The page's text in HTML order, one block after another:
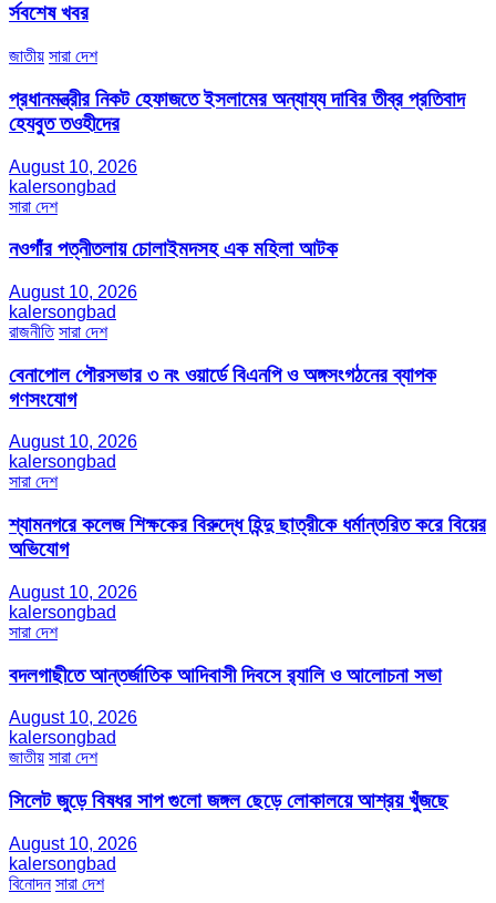
র্সবশেষ খবর
জাতীয় সারা দেশ
প্রধানমন্ত্রীর নিকট হেফাজতে ইসলামের অন্যায্য দাবির তীব্র প্রতিবাদ
হেযবুত তওহীদের
August 10, 2026
kalersongbad
সারা দেশ
নওগাঁর পত্নীতলায় চোলাইমদসহ এক মহিলা আটক
August 10, 2026
kalersongbad
রাজনীতি সারা দেশ
বেনাপোল পৌরসভার ৩ নং ওয়ার্ডে বিএনপি ও অঙ্গসংগঠনের ব্যাপক
গণসংযোগ
August 10, 2026
kalersongbad
সারা দেশ
শ্যামনগরে কলেজ শিক্ষকের বিরুদ্ধে হিন্দু ছাত্রীকে ধর্মান্তরিত করে বিয়ের
অভিযোগ
August 10, 2026
kalersongbad
সারা দেশ
বদলগাছীতে আন্তর্জাতিক আদিবাসী দিবসে র‍্যালি ও আলোচনা সভা
August 10, 2026
kalersongbad
জাতীয় সারা দেশ
সিলেট জুড়ে বিষধর সাপ গুলো জঙ্গল ছেড়ে লোকালয়ে আশ্রয় খুঁজছে
August 10, 2026
kalersongbad
বিনোদন সারা দেশ